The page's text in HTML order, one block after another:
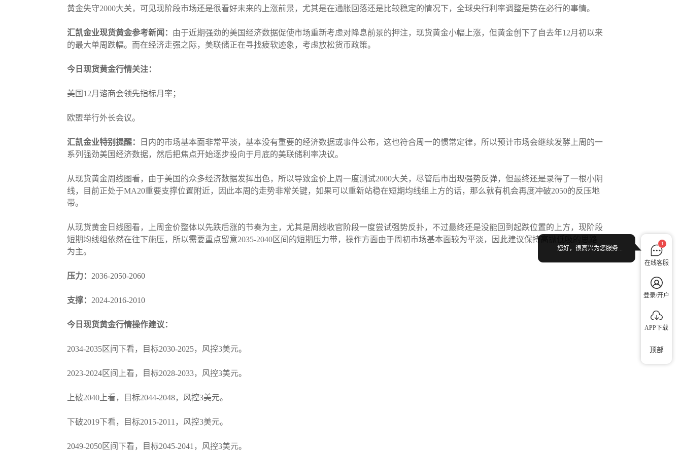
黄金失守2000大关，可见现阶段市场还是很看好未来的上涨前景，尤其是在通胀回落还是比较稳定的情况下，全球央行利率调整是势在必行的事情。
汇凯金业现货黄金参考新闻： 由于近期强劲的美国经济数据促使市场重新考虑对降息前景的押注，现货黄金小幅上涨，但黄金创下了自去年12月初以来
的最大单周跌幅。而在经济走强之际，美联储正在寻找疲软迹象，考虑放松货币政策。
今日现货黄金行情关注：
美国12月谘商会领先指标月率；
欧盟举行外长会议。
汇凯金业特别提醒：
日内的市场基本面非常平淡，基本没有重要的经济数据或事件公布，这也符合周一的惯常定律，所以预计市场会继续发酵上周的一
系列强劲美国经济数据，然后把焦点开始逐步投向于月底的美联储利率决议。
从现货黄金周线图看，由于美国的众多经济数据发挥出色，所以导致金价上周一度测试2000大关，尽管后市出现强势反弹，但最终还是录得了一根小阴
线，目前正处于MA20重要支撑位置附近，因此本周的走势非常关键，如果可以重新站稳在短期均线组上方的话，那么就有机会再度冲破2050的反压地
带。
从现货黄金日线图看，上周金价整体以先跌后涨的节奏为主，尤其是周线收官阶段一度尝试强势反扑，不过最终还是没能回到起跌位置的上方，现阶段
短期均线组依然在往下施压，所以需要重点留意2035-2040区间的短期压力带，操作方面由于周初市场基本面较为平淡，因此建议保持高抛低吸的思路
为主。
压力： 2036-2050-2060
支撑： 2024-2016-2010
今日现货黄金行情操作建议：
2034-2035区间下看，目标2030-2025，风控3美元。
2023-2024区间上看，目标2028-2033，风控3美元。
上破2040上看，目标2044-2048，风控3美元。
下破2019下看，目标2015-2011，风控3美元。
2049-2050区间下看，目标2045-2041，风控3美元。
1
在线客服
登录/开户
APP下载
您好，很高兴为您服务...
顶部